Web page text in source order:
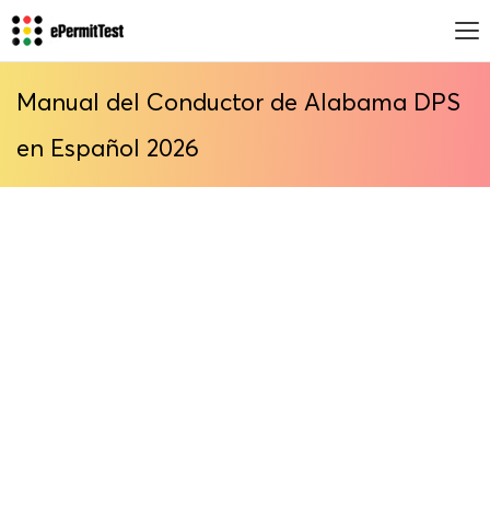
Manual del Conductor de Alabama DPS
en Español 2026